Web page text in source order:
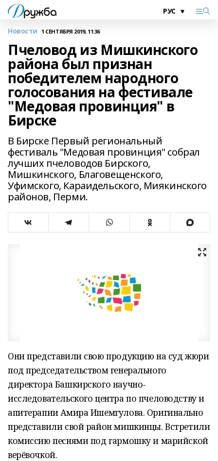
Новости 1 СЕНТЯБРЯ 2019, 11:36
Пчеловод из Мишкинского
района был признан
победителем народного
голосования на фестивале
"Медовая провинция" в
Бирске
В Бирске Первый региональный
фестиваль "Медовая провинция" собрал
лучших пчеловодов Бирского,
Мишкинского, Благовещенского,
Уфимского, Караидельского, Миякинского
районов, Перми.
Они представили свою продукцию на суд жюри
под председательством генерального
директора Башкирского научно-
исследовательского центра по пчеловодству и
апитерапии Амира Ишемгулова. Оригинально
представили свой район мишкинцы. Встретили
комиссию песнями под гармошку и марийской
верёвочкой.